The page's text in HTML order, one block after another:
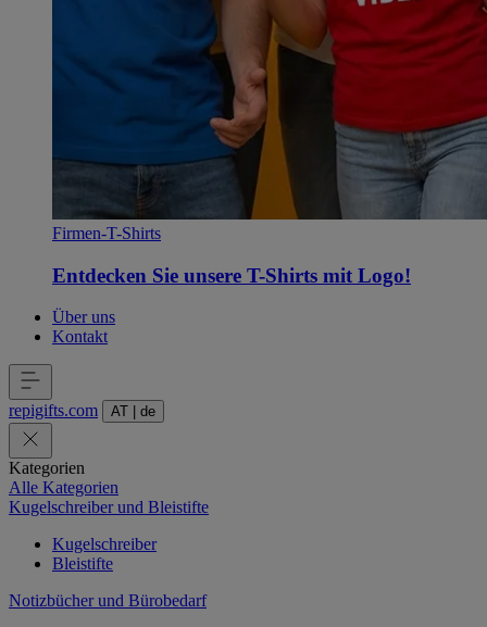
Firmen-T-Shirts
Entdecken Sie unsere T-Shirts mit Logo!
Über uns
Kontakt
repigifts.com AT de
Kategorien
Alle Kategorien
Kugelschreiber und Bleistifte
Kugelschreiber
Bleistifte
Notizbücher und Bürobedarf